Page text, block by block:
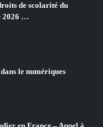
de scolarité du
2026 …
le numériques